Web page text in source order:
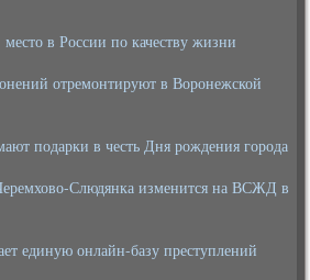
в России по качеству жизни
отремонтируют в Воронежской
подарки в честь Дня рождения города
Слюдянка изменится на ВСЖД в
единую онлайн-базу преступлений